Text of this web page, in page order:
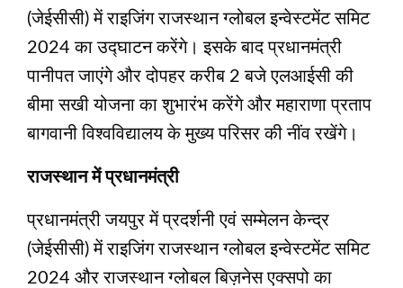
(जेईसीसी) में राइजिंग राजस्थान ग्लोबल इन्वेस्टमेंट समिट
2024 का उद्घाटन करेंगे। इसके बाद प्रधानमंत्री
पानीपत जाएंगे और दोपहर करीब 2 बजे एलआईसी की
बीमा सखी योजना का शुभारंभ करेंगे और महाराणा प्रताप
बागवानी विश्वविद्यालय के मुख्य परिसर की नींव रखेंगे।
राजस्थान में प्रधानमंत्री
प्रधानमंत्री जयपुर में प्रदर्शनी एवं सम्मेलन केन्द्र
(जेईसीसी) में राइजिंग राजस्थान ग्लोबल इन्वेस्टमेंट समिट
2024 और राजस्थान ग्लोबल बिज़नेस एक्सपो का